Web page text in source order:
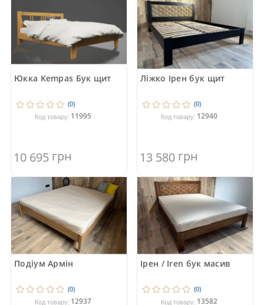
Юкка Kempas Бук щит
(0)
Код товару: 11995
10 695 грн
Ліжко Ірен бук щит
(0)
Код товару: 12940
13 580 грн
Подіум Армін
(0)
Код товару: 12937
Ірен / Iren бук масив
(0)
Код товару: 13582